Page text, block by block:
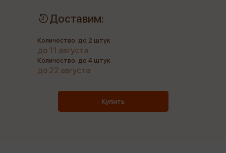
Доставим:
Количество: до 2 штук
до 11 августа
Количество: до 4 штук
до 22 августа
Купить